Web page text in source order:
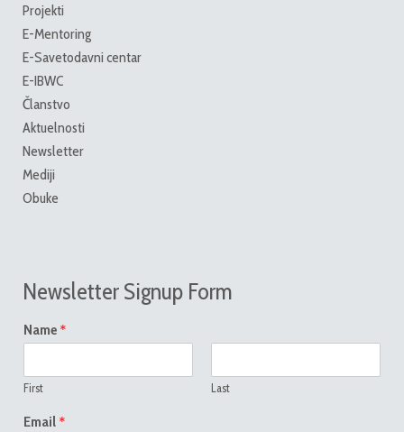
Projekti
E-Mentoring
E-Savetodavni centar
E-IBWC
Članstvo
Aktuelnosti
Newsletter
Mediji
Obuke
Newsletter Signup Form
Name *
First Last
Email *